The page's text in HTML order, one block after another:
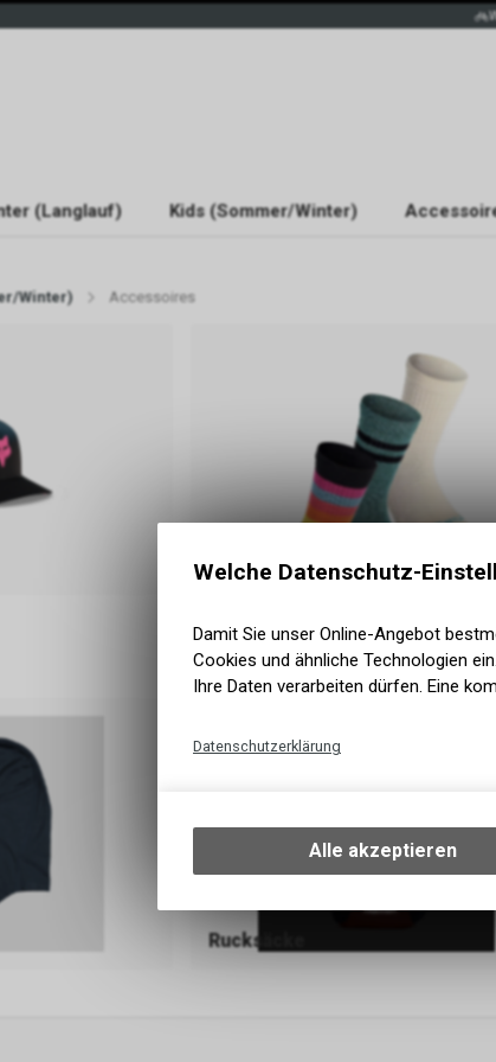
(Langlauf) Kids (Sommer/Winter)
Winter) Accessoires
Socken
Rucksäcke
Welche Datenschutz-
Damit Sie unser Online-Angebot
Cookies und ähnliche Technologien
Ihre Daten verarbeiten dürfen. Eine
Datenschutzerklärung
Ihrem Gerät, um die
Verwendung des
zulassen.
Alle akzeptieren